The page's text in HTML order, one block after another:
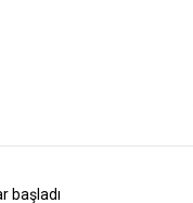
başladı